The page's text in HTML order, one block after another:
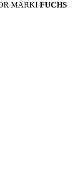
MARKI FUCHS